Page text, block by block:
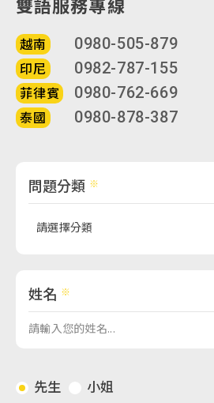
雙語服務專線
越南 0980-505-879
印尼 0982-787-155
菲律賓 0980-762-669
泰國 0980-878-387
問題分類
姓名
先生 小姐